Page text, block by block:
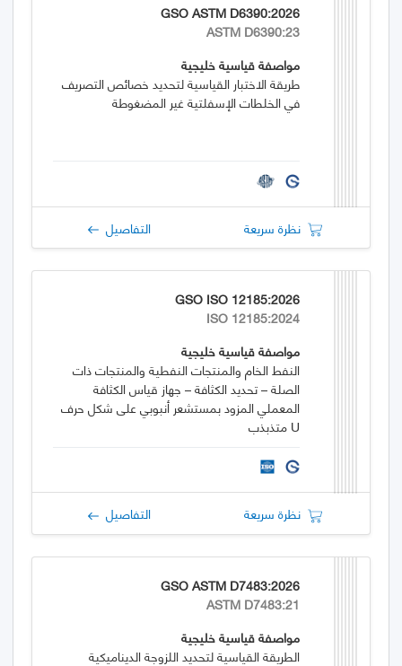
GSO ASTM D6390:2026
ASTM D6390:23
مواصفة قياسية خليجية
طريقة الاختبار القياسية لتحديد خصائص التصريف
في الخلطات الإسفلتية غير المضغوطة
نظرة سريعة التفاصيل
GSO ISO 12185:2026
ISO 12185:2024
مواصفة قياسية خليجية
النفط الخام والمنتجات النفطية والمنتجات ذات
الصلة – تحديد الكثافة – جهاز قياس الكثافة
المعملي المزود بمستشعر أنبوبي على شكل حرف
U متذبذب
نظرة سريعة التفاصيل
GSO ASTM D7483:2026
ASTM D7483:21
مواصفة قياسية خليجية
الطريقة القياسية لتحديد اللزوجة الديناميكية